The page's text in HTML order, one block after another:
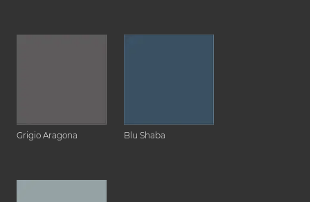
Grigio Aragona Blu Shaba